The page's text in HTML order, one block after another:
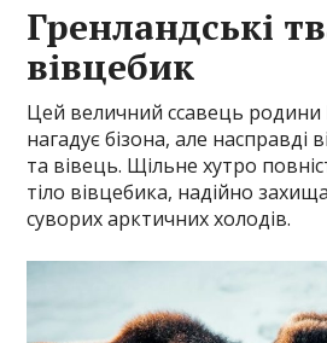
Гренландські
вівцебик
Цей величний ссавець родини
нагадує бізона, але насправді
та вівець. Щільне хутро
тіло вівцебика, надійно
суворих арктичних холодів.